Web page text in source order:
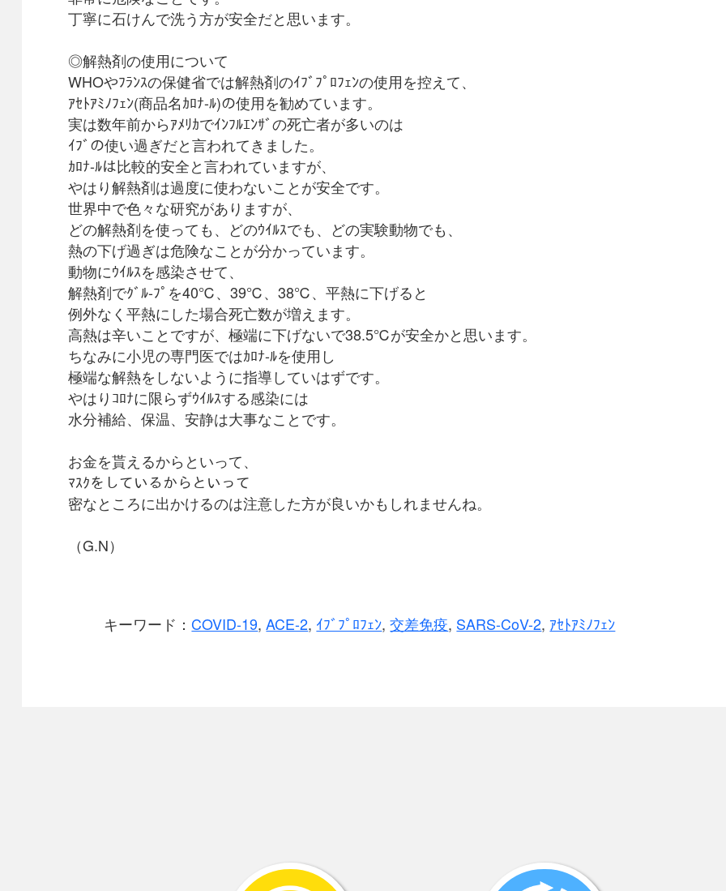
丁寧に石けんで洗う方が安全だと思います。
◎解熱剤の使用について
WHOやﾌﾗﾝｽの保健省では解熱剤のｲﾌﾞﾌﾟﾛﾌｪﾝの使用を控えて、
ｱｾﾄｱﾐﾉﾌｪﾝ(商品名ｶﾛﾅ-ﾙ)の使用を勧めています。
実は数年前からｱﾒﾘｶでｲﾝﾌﾙｴﾝｻﾞの死亡者が多いのは
ｲﾌﾞの使い過ぎだと言われてきました。
ｶﾛﾅ-ﾙは比較的安全と言われていますが、
やはり解熱剤は過度に使わないことが安全です。
世界中で色々な研究がありますが、
どの解熱剤を使っても、どのｳｲﾙｽでも、どの実験動物でも、
熱の下げ過ぎは危険なことが分かっています。
動物にｳｲﾙｽを感染させて、
解熱剤でｸﾞﾙ-ﾌﾟを40℃、39℃、38℃、平熱に下げると
例外なく平熱にした場合死亡数が増えます。
高熱は辛いことですが、極端に下げないで38.5℃が安全かと思います。
ちなみに小児の専門医ではｶﾛﾅ-ﾙを使用し
極端な解熱をしないように指導していはずです。
やはりｺﾛﾅに限らずｳｲﾙｽする感染には
水分補給、保温、安静は大事なことです。
お金を貰えるからといって、
ﾏｽｸをしているからといって
密なところに出かけるのは注意した方が良いかもしれませんね。
（G.N）
キーワード：COVID-19,ACE-2, ｲﾌﾞﾌﾟﾛﾌｪﾝ,交差免疫, SARS-CoV-2, ｱｾﾄｱﾐﾉﾌｪﾝ